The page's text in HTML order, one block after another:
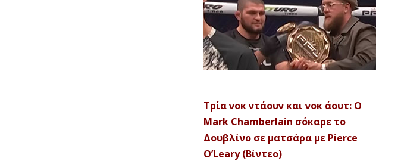
Τρία νοκ ντάουν και νοκ άουτ: Ο
Mark Chamberlain σόκαρε το
Δουβλίνο σε ματσάρα με Pierce
O’Leary (Βίντεο)